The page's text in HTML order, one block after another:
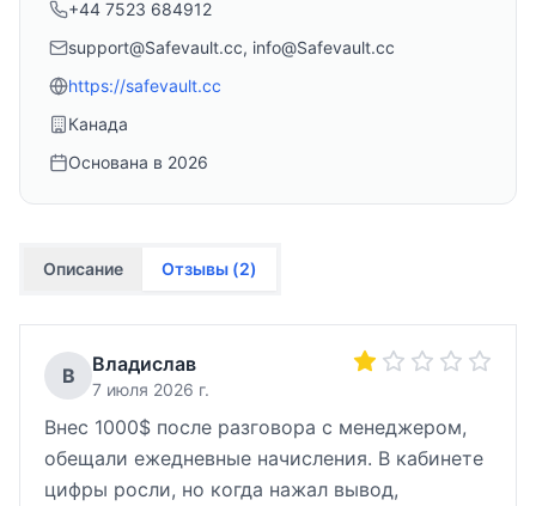
+44 7523 684912
support@Safevault.cc, info@Safevault.cc
https://safevault.cc
Канада
Основана в 2026
Описание Отзывы (2)
В Владислав
7 июля 2026 г.
Внес 1000$ после разговора с менеджером,
обещали ежедневные начисления. В кабинете
цифры росли, но когда нажал вывод,